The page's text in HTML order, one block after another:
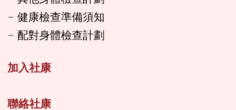
健康檢查準備須知
配對身體檢查計劃
加入社康
聯絡社康